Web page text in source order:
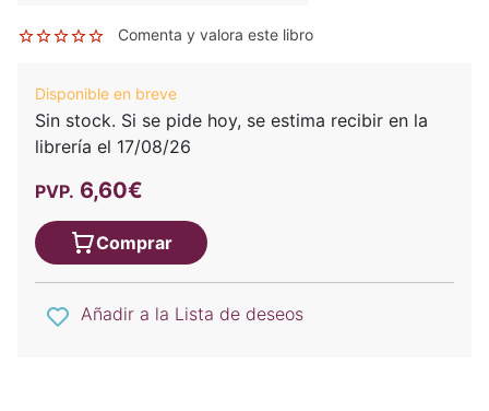
Comenta y valora este libro
Disponible en breve
Sin stock. Si se pide hoy, se estima recibir en la
librería el 17/08/26
PVP. 6,60€
Comprar
Añadir a la Lista de deseos